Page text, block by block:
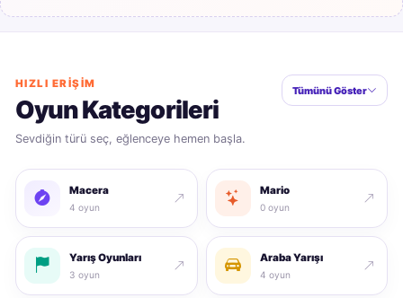
HIZLI ERIŞIM
Oyun Kategorileri
Sevdiğin türü seç, eğlenceye hemen başla.
Tümünü Göster
Macera
4 oyun
Mario
0 oyun
Yarış Oyunları
3 oyun
Araba Yarışı
4 oyun